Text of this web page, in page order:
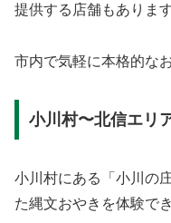
提供する店舗もあります
市内で気軽に本格的な
小川村〜北信エリ
小川村にある「小川の
た縄文おやきを体験で